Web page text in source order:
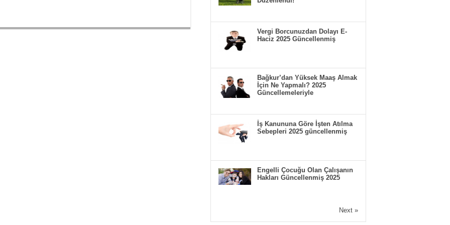
Vergi Borcunuzdan Dolayı E-
Haciz 2025 Güncellenmiş
Bağkur’dan Yüksek Maaş Almak
İçin Ne Yapmalı? 2025
Güncellemeleriyle
İş Kanununa Göre İşten Atılma
Sebepleri 2025 güncellenmiş
Engelli Çocuğu Olan Çalışanın
Hakları Güncellenmiş 2025
Next »